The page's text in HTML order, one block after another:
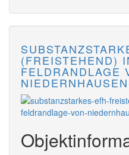
(FREISTEHEND)
FELDRANDLAGE